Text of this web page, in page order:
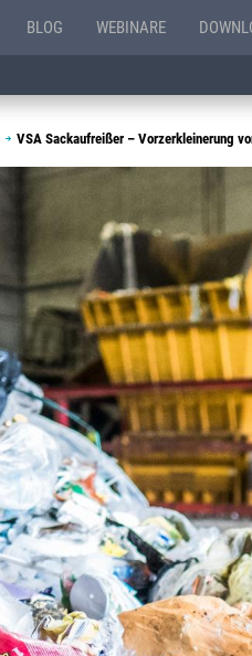
BLOG WEBINARE
VSA Sackaufreißer – Vorzerkleinerung